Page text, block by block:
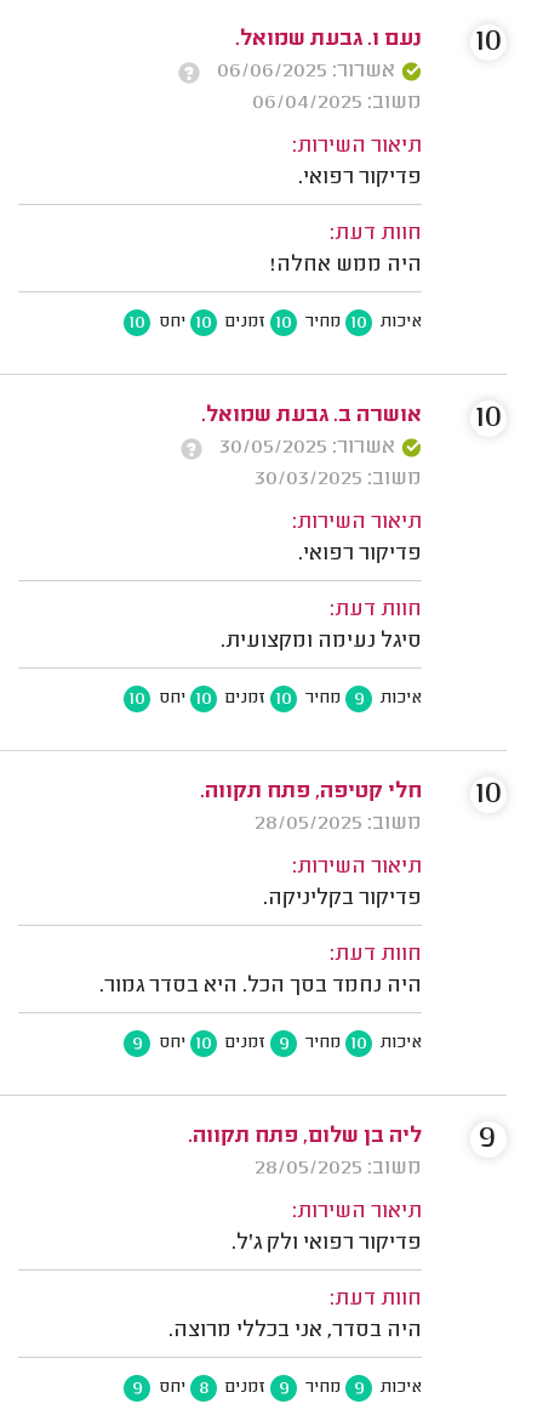
נעם ו. גבעת שמואל.
אשרור: 06/06/2025
משוב: 06/04/2025
תיאור השירות:
פדיקור רפואי.
חוות דעת:
היה ממש אחלה!
איכות 10 מחיר 10 זמנים 10 יחס 10
10
אושרה ב. גבעת שמואל.
אשרור: 30/05/2025
משוב: 30/03/2025
תיאור השירות:
פדיקור רפואי.
חוות דעת:
סיגל נעימה ומקצועית.
איכות 9 מחיר 10 זמנים 10 יחס 10
10
חלי קטיפה, פתח תקווה.
משוב: 28/05/2025
תיאור השירות:
פדיקור בקליניקה.
חוות דעת:
היה נחמד בסך הכל. היא בסדר גמור.
איכות 10 מחיר 9 זמנים 10 יחס 9
10
ליה בן שלום, פתח תקווה.
משוב: 28/05/2025
תיאור השירות:
פדיקור רפואי ולק ג'ל.
חוות דעת:
היה בסדר, אני בכללי מרוצה.
איכות 9 מחיר 9 זמנים 8 יחס 9
9